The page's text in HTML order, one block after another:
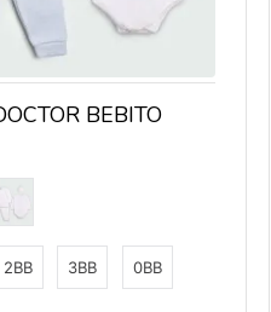
2BB 3BB 0BB
BEBITO